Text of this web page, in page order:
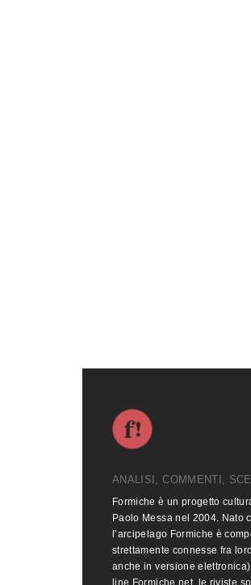
ANALISI, COMMENTI,
Formiche è un progetto
Paolo Messa nel 2004. Nato
l’arcipelago Formiche è
strettamente connesse fra
anche in versione
line Formiche.net, le riviste